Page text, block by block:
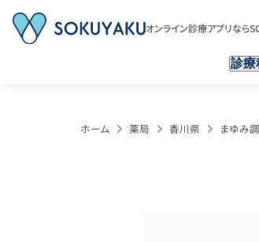
オンライン診療アプリなら
診療
ホーム 薬局 香川県 まゆみ